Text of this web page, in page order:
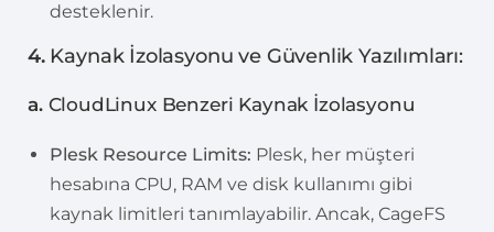
desteklenir.
4. Kaynak İzolasyonu ve Güvenlik Yazılımları:
a. CloudLinux Benzeri Kaynak İzolasyonu
Plesk Resource Limits: Plesk, her müşteri
hesabına CPU, RAM ve disk kullanımı gibi
kaynak limitleri tanımlayabilir. Ancak, CageFS